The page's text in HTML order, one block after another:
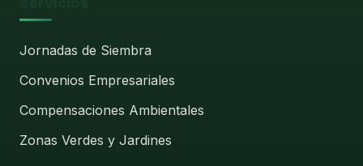
Jornadas de Siembra
Convenios Empresariales
Compensaciones Ambientales
Zonas Verdes y Jardines